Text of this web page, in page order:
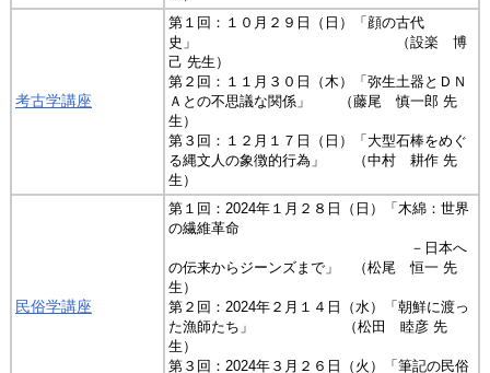
考古学講座
第１回：１０月２９日（日）「顔の古代
史」 （設楽 博
己 先生）
第２回：１１月３０日（木）「弥生土器とＤＮ
Ａとの不思議な関係」 （藤尾 慎一郎 先
生）
第３回：１２月１７日（日）「大型石棒をめぐ
る縄文人の象徴的行為」 （中村 耕作 先
生）
民俗学講座
第１回：2024年１月２８日（日）「木綿：世界
の繊維革命
－日本へ
の伝来からジーンズまで」 （松尾 恒一 先
生）
第２回：2024年２月１４日（水）「朝鮮に渡っ
た漁師たち」 （松田 睦彦 先
生）
第３回：2024年３月２６日（火）「筆記の民俗